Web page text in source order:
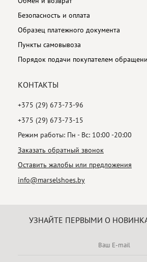
Безопасность и оплата
Образец платежного документа
Пункты самовывоза
Порядок подачи покупателем
КОНТАКТЫ
+375 (29) 673-73-96
+375 (29) 673-73-15
Режим работы: Пн - Вс: 10:00 -20:00
Заказать обратный звонок
Оставить жалобы или предложения
info@marselshoes.by
УЗНАЙТЕ ПЕРВЫМИ О